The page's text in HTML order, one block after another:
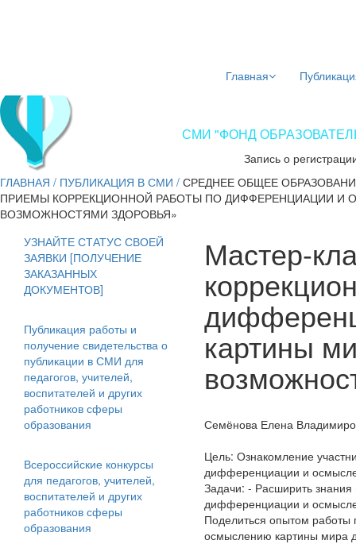
Главная
СМИ "ФОНД
Запись о
ГЛАВНАЯ / ПУБЛИКАЦИЯ В СМИ / СРЕДНЕЕ ОБЩЕЕ
ПРИЕМЫ КОРРЕКЦИОННОЙ РАБОТЫ ПО ДИФФЕРЕНЦИАЦИИ
ВОЗМОЖНОСТЯМИ ЗДОРОВЬЯ»
УЗНАЙТЕ СТАТУС СВОЕЙ
ЗАЯВКИ [ПОЛУЧЕНИЕ
ЗАКАЗАННЫХ
ДОКУМЕНТОВ]
Публикация работы и
получение свидетельства о
публикации в СМИ для
педагогов, учителей,
воспитателей и других
работников сферы
образования
Всероссийские конкурсы
для педагогов, учителей,
воспитателей и других
работников сферы
образования
Мастер-
картины
Семёнова Елена
Цель: Ознакомление
дифференциации и
Задачи: - Расширить
дифференциации и
Поделиться опытом
осмыслению картины мира